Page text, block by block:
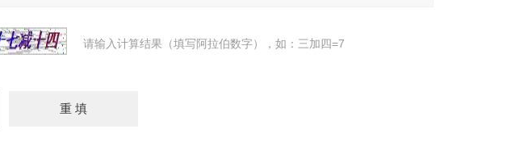
请输入计算结果（填写阿拉伯数字），如：三加四=7